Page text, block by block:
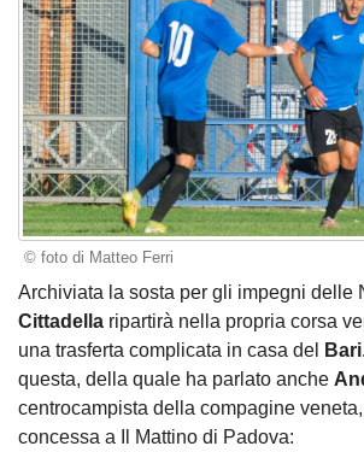
© foto di Matteo Ferri
Archiviata la sosta per gli impegni delle
Cittadella ripartirà nella propria corsa
una trasferta complicata in casa del
Bari
questa, della quale ha parlato anche
centrocampista della compagine
concessa a Il Mattino di Padova: